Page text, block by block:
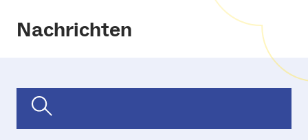
Nachrichten